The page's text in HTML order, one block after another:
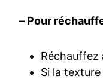
– Pour
Réchauffez
Si la